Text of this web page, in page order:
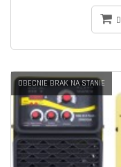
OBECNIE BRAK NA STANIE